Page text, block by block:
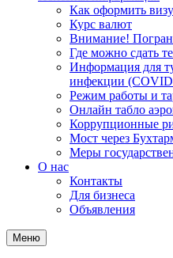
Как оформить визу
Курс валют
Внимание!
Где можно сдать
Информация для
инфекции
Режим работы и
Онлайн табло
Коррупционные
Мост через
Меры
О нас
Контакты
Для бизнеса
Объявления
Меню